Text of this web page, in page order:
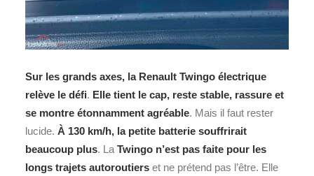
Sur les grands axes, la Renault Twingo électrique
relève le défi. Elle tient le cap, reste stable, rassure et
se montre étonnamment agréable. Mais il faut rester
lucide. À 130 km/h, la petite batterie souffrirait
beaucoup plus. La Twingo n’est pas faite pour les
longs trajets autoroutiers et ne prétend pas l’être. Elle